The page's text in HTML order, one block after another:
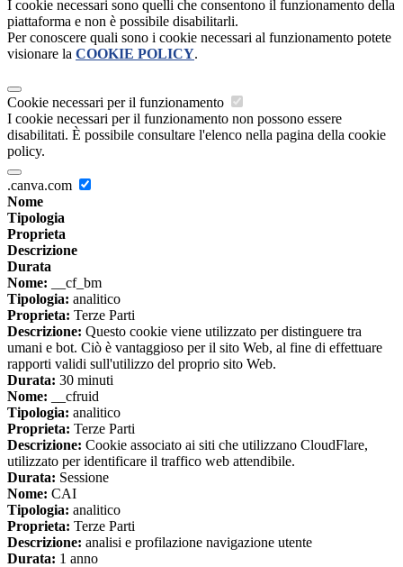
I cookie necessari sono quelli che consentono il funzionamento della
piattaforma e non è possibile disabilitarli.
Per conoscere quali sono i cookie necessari al funzionamento potete
visionare la COOKIE POLICY.
Cookie necessari per il funzionamento
I cookie necessari per il funzionamento non possono essere
disabilitati. È possibile consultare l'elenco nella pagina della cookie
policy.
.canva.com
Nome
Tipologia
Proprieta
Descrizione
Durata
Nome: __cf_bm
Tipologia: analitico
Proprieta: Terze Parti
Descrizione: Questo cookie viene utilizzato per distinguere tra
umani e bot. Ciò è vantaggioso per il sito Web, al fine di effettuare
rapporti validi sull'utilizzo del proprio sito Web.
Durata: 30 minuti
Nome: __cfruid
Tipologia: analitico
Proprieta: Terze Parti
Descrizione: Cookie associato ai siti che utilizzano CloudFlare,
utilizzato per identificare il traffico web attendibile.
Durata: Sessione
Nome: CAI
Tipologia: analitico
Proprieta: Terze Parti
Descrizione: analisi e profilazione navigazione utente
Durata: 1 anno